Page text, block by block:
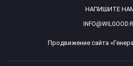
НАПИШИТЕ
Продвижение сайта